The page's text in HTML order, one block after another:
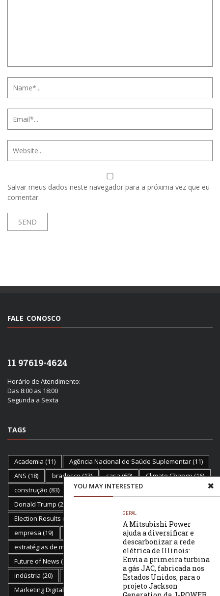
Salvar meus dados neste navegador para a próxima vez que eu
comentar.
YOU MAY INTERESTED
GERAL
A Mitsubishi Power
ajuda a diversificar e
descarbonizar a rede
elétrica de Illinois:
Envia a primeira turbina
a gás JAC, fabricada nos
Estados Unidos, para o
projeto Jackson
FALE CONOSCO
11 97619-4624
Horário de Atendimento:
Das 8:00 as 18:00
Segunda a Sexta
TAGS
Academia (11) Agência Nacional de Saúde Suplementar(11)
ANS (18) bradesco(13) casa(69) Climate Change(16)
construção (83) decoracao (62) dicas
Donald Trump (21)
Election Results (23)
empresa (19) Estratégias(11)
estratégias de marketing
Flat Earth(18)
Future of News (19) Golden Globes(17) health(19)
indústria (20) Marketing (81)
Marketing Digital
marketplace(20)